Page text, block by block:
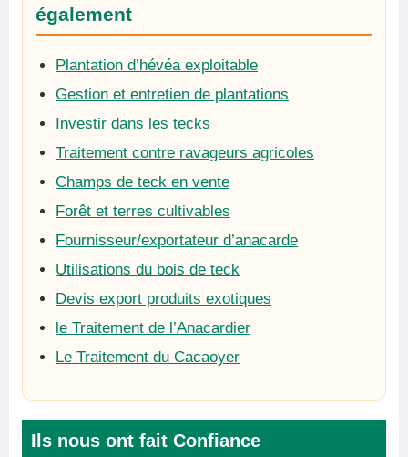
également
Plantation d’hévéa exploitable
Gestion et entretien de plantations
Investir dans les tecks
Traitement contre ravageurs agricoles
Champs de teck en vente
Forêt et terres cultivables
Fournisseur/exportateur d’anacarde
Utilisations du bois de teck
Devis export produits exotiques
le Traitement de l’Anacardier
Le Traitement du Cacaoyer
Ils nous ont fait Confiance